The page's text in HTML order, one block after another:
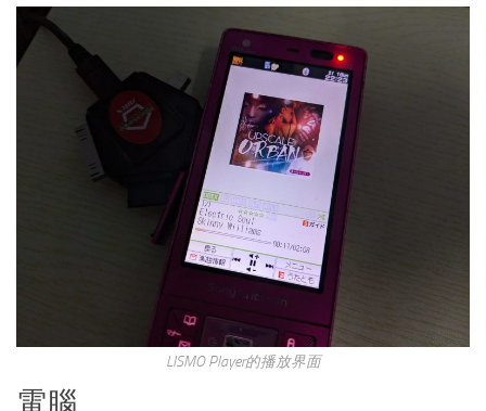
LISMO Player的播放界面
電腦